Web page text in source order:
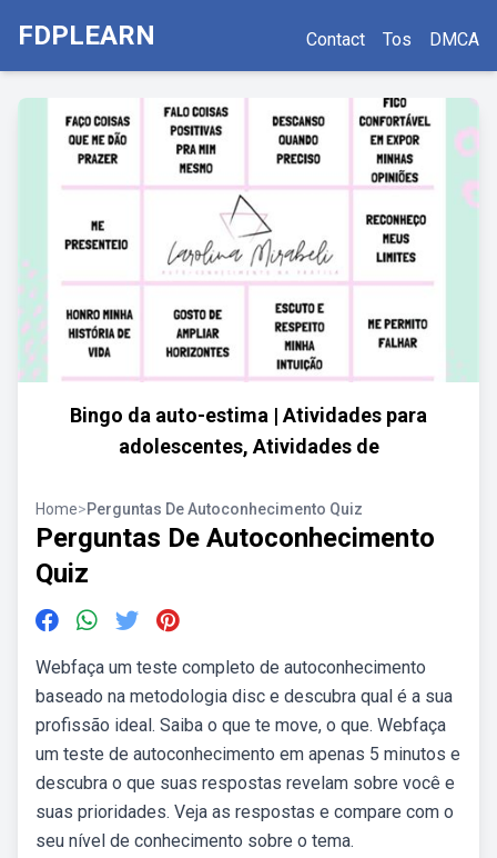
FDPLEARN Contact Tos DMCA
Bingo da auto-estima | Atividades para
adolescentes, Atividades de
Home>Perguntas De Autoconhecimento Quiz
Perguntas De Autoconhecimento
Quiz
Webfaça um teste completo de autoconhecimento
baseado na metodologia disc e descubra qual é a sua
profissão ideal. Saiba o que te move, o que. Webfaça
um teste de autoconhecimento em apenas 5 minutos e
descubra o que suas respostas revelam sobre você e
suas prioridades. Veja as respostas e compare com o
seu nível de conhecimento sobre o tema.